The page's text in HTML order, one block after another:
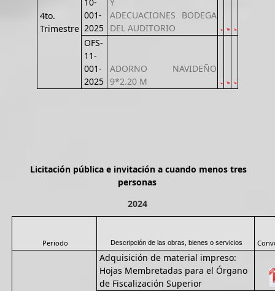
4to.
Trimestre
001-
2025
ADECUACIONES BODEGA
DEL AUDITORIO
OFS-
11-
001-
2025
ADORNO NAVIDEÑO
9*2.20 M
Licitación pública e invitación a cuando menos tres
personas
2024
Periodo Descripción de las obras, bienes o servicios
Adquisición de material impreso:
Hojas Membretadas para el Órgano
de Fiscalización Superior